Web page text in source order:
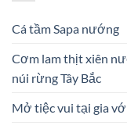
Cá tầm Sapa nướng
Cơm lam thịt xiên
núi rừng Tây Bắc
Mở tiệc vui tại gia